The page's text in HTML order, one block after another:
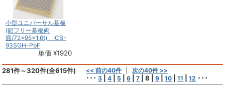
小型ユニバーサル基板
(鉛フリー基板両
面/72×95×1.6t) ICB-
93SGH-PbF
単価 ¥1920
281件～320件(全615件) << 前の40件 次の40件 >>
･･･3 |4 5 |6 |7 |8 |9 |10 |11 |12 ･･･